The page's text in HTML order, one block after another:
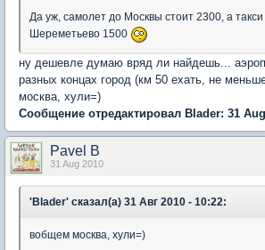
Да уж, самолет до Москвы стоит 2300, а такси
Шереметьево 1500
ну дешевле думаю вряд ли найдешь...
разных концах город (км 50 ехать, не
москва, хули=)
Сообщение отредактировал Blader: 31
Pavel B
31 Aug 2010
'Blader' сказал(а) 31 Авг 2010 - 10:22:
вобщем москва, хули=)